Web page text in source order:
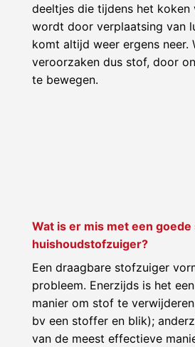
deeltjes die tijdens het koken
wordt door verplaatsing van
komt altijd weer ergens neer.
veroorzaken dus stof, door
te bewegen.
Wat is er mis met een
huishoudstofzuiger?
Een draagbare stofzuiger
probleem. Enerzijds is het
manier om stof te
bv een stoffer en blik);
van de meest effectieve